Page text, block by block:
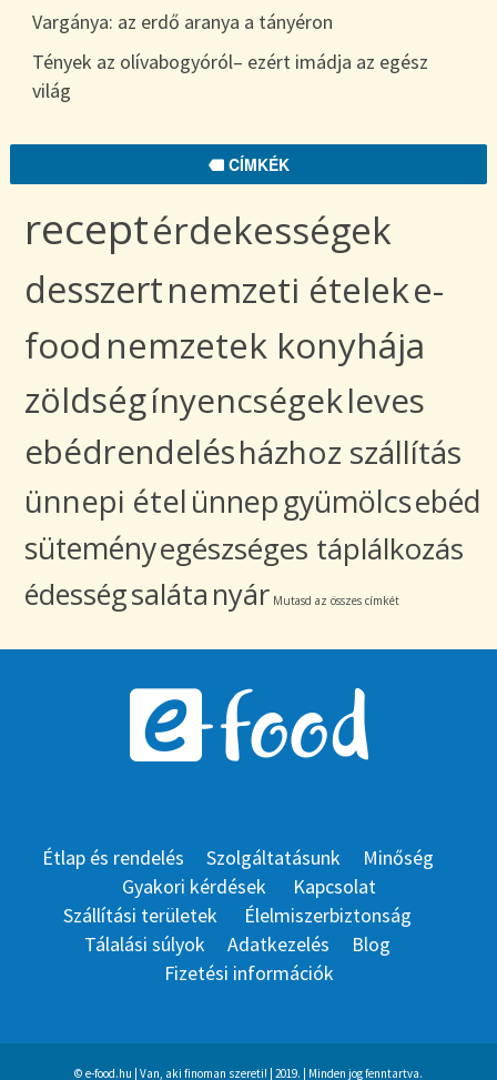
Vargánya: az erdő aranya a tányéron
Tények az olívabogyóról– ezért imádja az egész
világ
CÍMKÉK
receptérdekességek
desszertnemzeti ételeke-
food nemzetek konyhája
zöldségínyencségekleves
ebédrendelésházhoz szállítás
ünnepi ételünnepgyümölcsebéd
süteményegészséges táplálkozás
édességsaláta nyár Mutasd az összes címkét
Étlap és rendelés Szolgáltatásunk
Minőség
Gyakori kérdések
Kapcsolat
Szállítási területek
Élelmiszerbiztonság
Tálalási súlyok
Adatkezelés
Blog
Fizetési információk
© e-food.hu | Van, aki finoman szereti! | 2019. | Minden jog fenntartva.